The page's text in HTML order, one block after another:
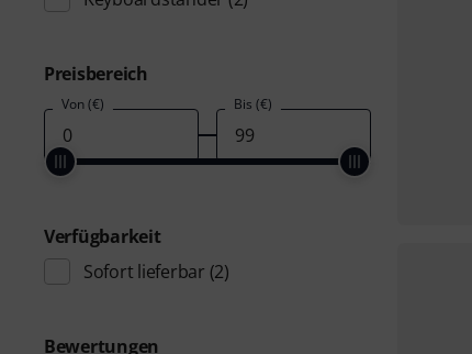
Preisbereich
Von (€) Bis (€)
Verfügbarkeit
Sofort lieferbar (2)
Bewertungen